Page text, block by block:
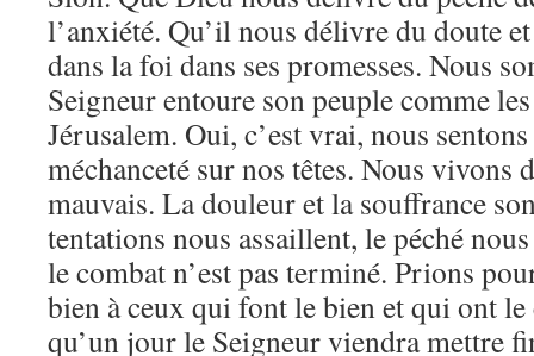
l’anxiété. Qu’il nous délivre du doute
dans la foi dans ses promesses. Nous
Seigneur entoure son peuple comme
Jérusalem. Oui, c’est vrai, nous
méchanceté sur nos têtes. Nous vivons
mauvais. La douleur et la souffrance
tentations nous assaillent, le péché
le combat n’est pas terminé. Prions
bien à ceux qui font le bien et qui ont
qu’un jour le Seigneur viendra mettre